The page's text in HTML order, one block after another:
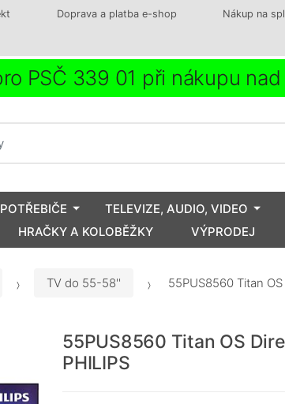
Doprava a platba e-shop Nákup na
PSČ 339 01 při nákupu
TELEVIZE, AUDIO, VIDEO
HRAČKY A KOLOBĚŽKY VÝPRODEJ
TV do 55-58'' 55PUS8560 Titan
55PUS8560 Titan OS
PHILIPS